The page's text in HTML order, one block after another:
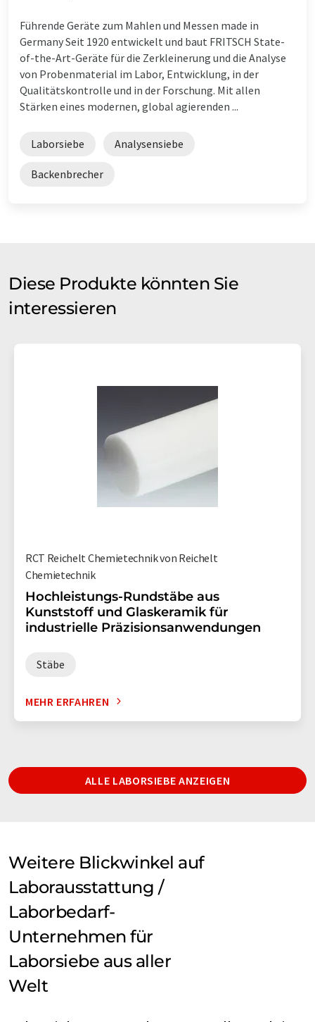
Führende Geräte zum Mahlen und Messen made in
Germany Seit 1920 entwickelt und baut FRITSCH State-
of-the-Art-Geräte für die Zerkleinerung und die Analyse
von Probenmaterial im Labor, Entwicklung, in der
Qualitätskontrolle und in der Forschung. Mit allen
Stärken eines modernen, global agierenden ...
Laborsiebe Analysensiebe
Backenbrecher
Diese Produkte könnten Sie
interessieren
RCT Reichelt Chemietechnik von Reichelt
Chemietechnik
Hochleistungs-Rundstäbe aus
Kunststoff und Glaskeramik für
industrielle Präzisionsanwendungen
Stäbe
MEHR ERFAHREN
ALLE LABORSIEBE ANZEIGEN
Weitere Blickwinkel auf
Laborausstattung /
Laborbedarf-
Unternehmen für
Laborsiebe aus aller
Welt